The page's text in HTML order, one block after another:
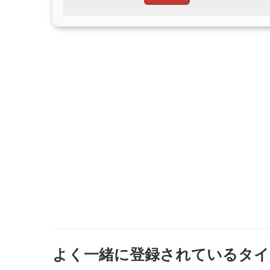
よく一緒に登録されているタ